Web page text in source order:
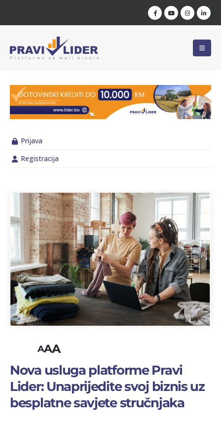
Prijava
Registracija
AAA
Nova usluga platforme Pravi
Lider: Unaprijedite svoj biznis uz
besplatne savjete stručnjaka